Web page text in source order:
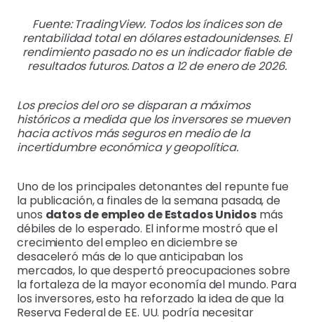
Fuente: TradingView. Todos los índices son de
rentabilidad total en dólares estadounidenses. El
rendimiento pasado no es un indicador fiable de
resultados futuros. Datos a 12 de enero de 2026.
Los precios del oro se disparan a máximos
históricos a medida que los inversores se mueven
hacia activos más seguros en medio de la
incertidumbre económica y geopolítica.
Uno de los principales detonantes del repunte fue
la publicación, a finales de la semana pasada, de
unos datos de empleo de Estados Unidos más
débiles de lo esperado. El informe mostró que el
crecimiento del empleo en diciembre se
desaceleró más de lo que anticipaban los
mercados, lo que despertó preocupaciones sobre
la fortaleza de la mayor economía del mundo. Para
los inversores, esto ha reforzado la idea de que la
Reserva Federal de EE. UU. podría necesitar